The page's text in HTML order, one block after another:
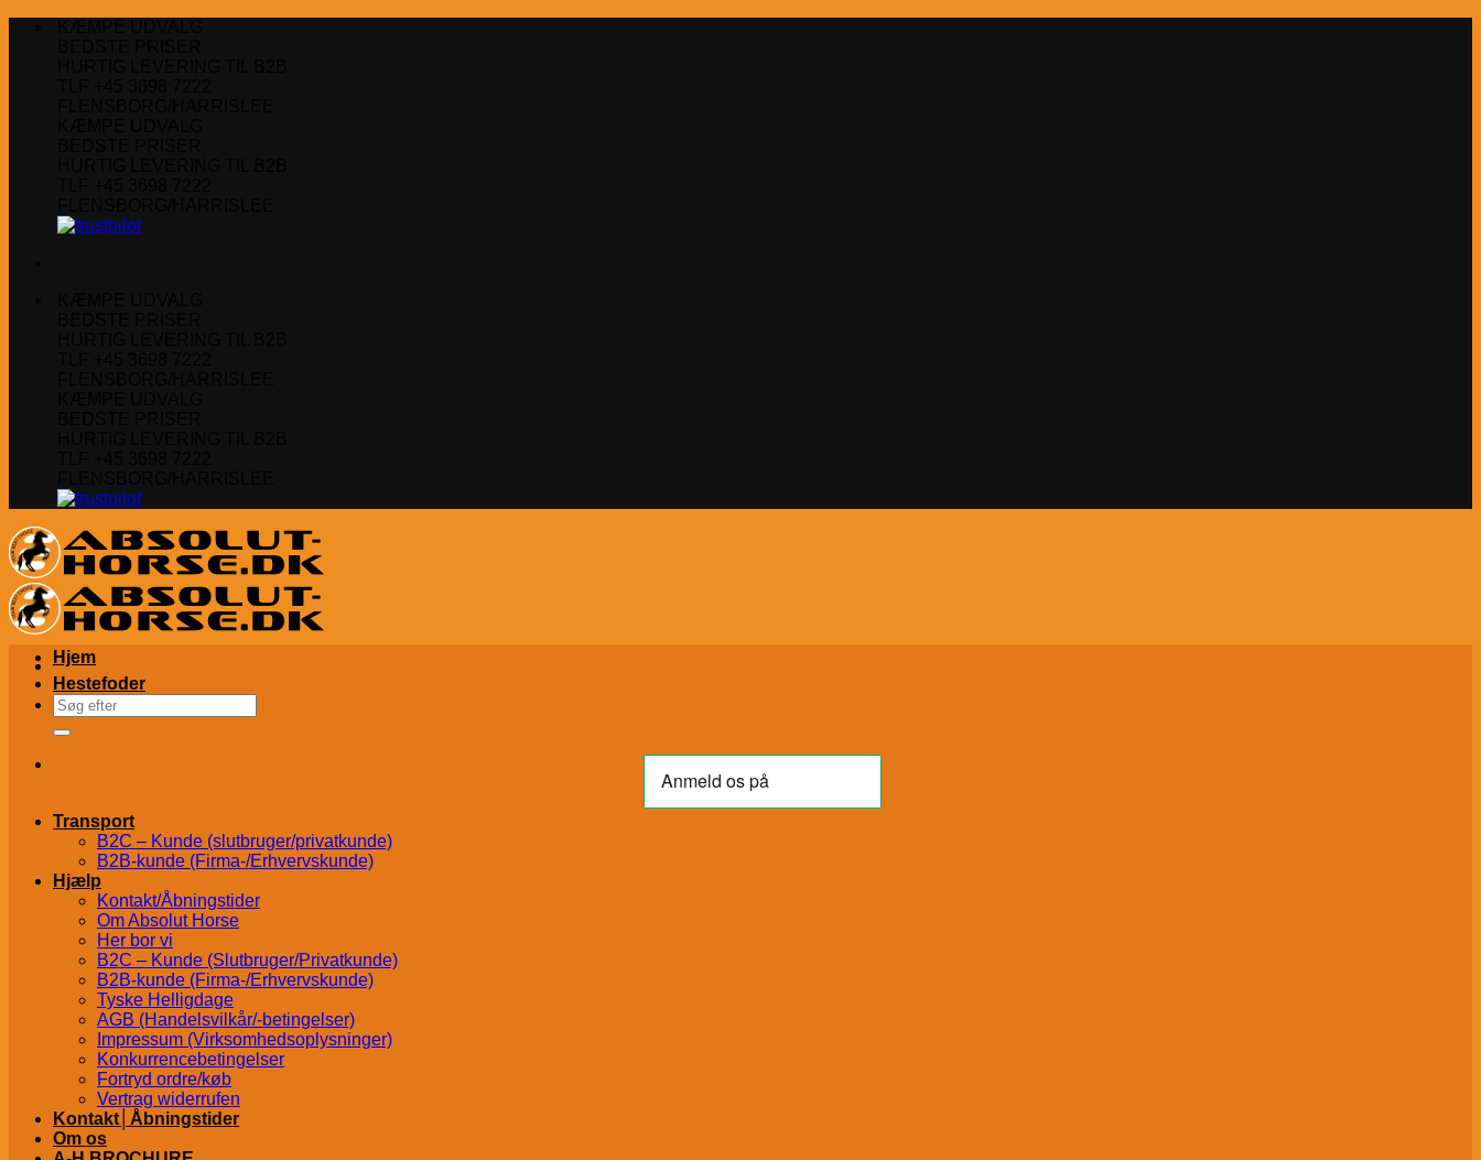
Søg
efter:
Transport
B2C – Kunde (slutbruger/privatkunde)
B2B-kunde (Firma-/Erhvervskunde)
Hjælp
Kontakt/Åbningstider
Om Absolut Horse
Her bor vi
B2C – Kunde (Slutbruger/Privatkunde)
B2B-kunde (Firma-/Erhvervskunde)
Tyske Helligdage
AGB (Handelsvilkår/-betingelser)
Impressum (Virksomhedsoplysninger)
Konkurrencebetingelser
Fortryd ordre/køb
Vertrag widerrufen
Kontakt│Åbningstider
Om os
Hjem
Hestefoder